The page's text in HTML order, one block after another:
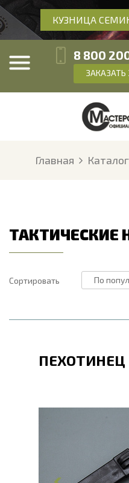
КУЗНИЦА
8 800
ЗАКАЗАТЬ
Главная Каталог
ТАКТИЧЕСКИЕ
Сортировать
ПЕХОТИНЕЦ
Ширина клинка, мм
Толщина обуха, мм